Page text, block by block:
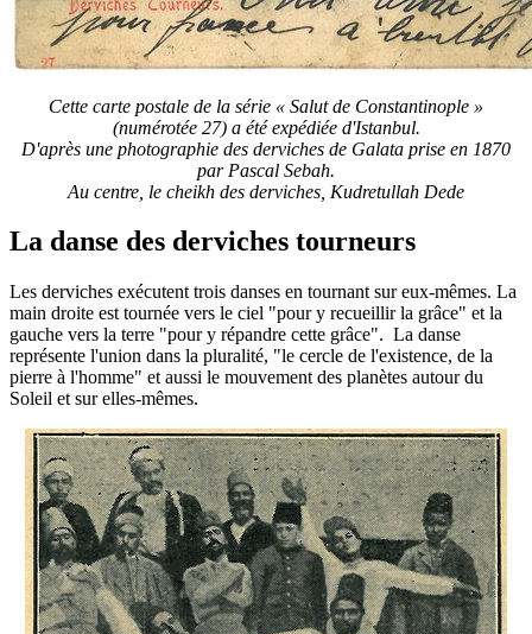
Cette carte postale de la série « Salut de Constantinople »
(numérotée 27) a été expédiée d'Istanbul.
D'après une photographie des derviches de Galata prise en 1870
par Pascal Sebah.
Au centre, le cheikh des derviches, Kudretullah Dede
La danse des derviches tourneurs
Les derviches exécutent trois danses en tournant sur eux-mêmes. La
main droite est tournée vers le ciel "pour y recueillir la grâce" et la
gauche vers la terre "pour y répandre cette grâce". La danse
représente l'union dans la pluralité, "le cercle de l'existence, de la
pierre à l'homme" et aussi le mouvement des planètes autour du
Soleil et sur elles-mêmes.